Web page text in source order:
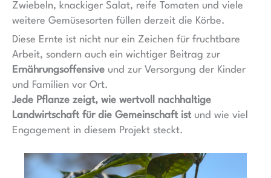
Zwiebeln, knackiger Salat, reife Tomaten und viele
weitere Gemüsesorten füllen derzeit die Körbe.
Diese Ernte ist nicht nur ein Zeichen für fruchtbare
Arbeit, sondern auch ein wichtiger Beitrag zur
Ernährungsoffensive und zur Versorgung der Kinder
und Familien vor Ort.
Jede Pflanze zeigt, wie wertvoll nachhaltige
Landwirtschaft für die Gemeinschaft istund wie viel
Engagement in diesem Projekt steckt.